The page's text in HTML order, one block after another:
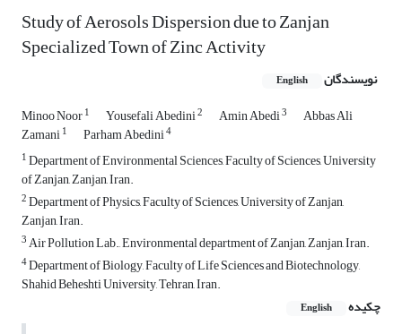
Study of Aerosols Dispersion due to Zanjan
Specialized Town of Zinc Activity
نویسندگان English
Minoo Noor1 Yousefali Abedini2 Amin Abedi3 Abbas Ali
Zamani1 Parham Abedini4
1Department of Environmental Sciences, Faculty of Sciences, University
of Zanjan, Zanjan, Iran.
2Department of Physics, Faculty of Sciences, University of Zanjan,
Zanjan, Iran.
3Air Pollution Lab., Environmental department of Zanjan, Zanjan, Iran.
4Department of Biology, Faculty of Life Sciences and Biotechnology,
Shahid Beheshti University, Tehran, Iran.
چکیده
English